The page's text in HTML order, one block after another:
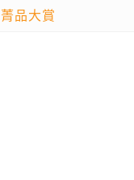
菁品大賞